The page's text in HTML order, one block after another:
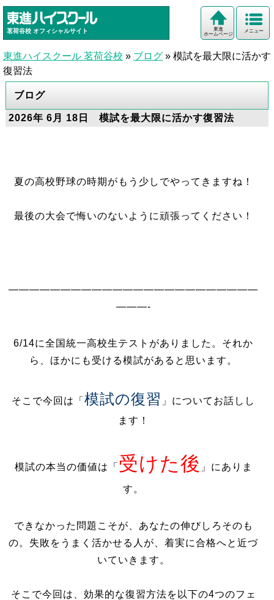
茗荷谷校 オフィシャルサイト メニュー
東進
ホームページ
東進ハイスクール 茗荷谷校 » ブログ » 模試を最大限に活かす
復習法
ブログ
2026年 6月 18日 模試を最大限に活かす復習法
夏の高校野球の時期がもう少しでやってきますね！
最後の大会で悔いのないように頑張ってください！
————————————————————————
———-
6/14に全国統一高校生テストがありました。それか
ら、ほかにも受ける模試があると思います。
そこで今回は「模試の復習 」についてお話しし
ます！
模試の本当の価値は「 受けた後 」にありま
す。
できなかった問題こそが、あなたの伸びしろそのも
の。失敗をうまく活かせる人が、着実に合格へと近づ
いていきます。
そこで今回は、効果的な復習方法を以下の4つのフェ